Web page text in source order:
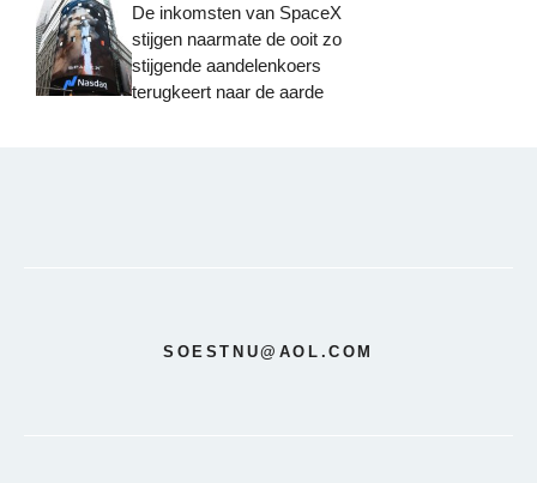
De inkomsten van SpaceX
stijgen naarmate de ooit zo
stijgende aandelenkoers
terugkeert naar de aarde
SOESTNU@AOL.COM